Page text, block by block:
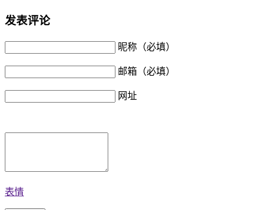
发表评论
昵称（必填）
邮箱（必填）
网址
表情